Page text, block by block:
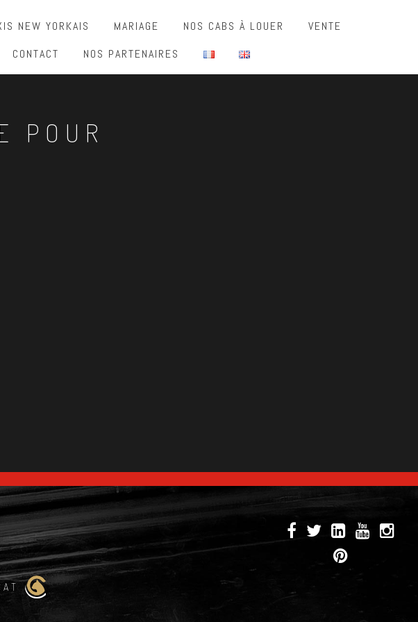
NEW YORKAIS MARIAGE NOS CABS À LOUER
VENTE
CONTACT NOS PARTENAIRES
POUR